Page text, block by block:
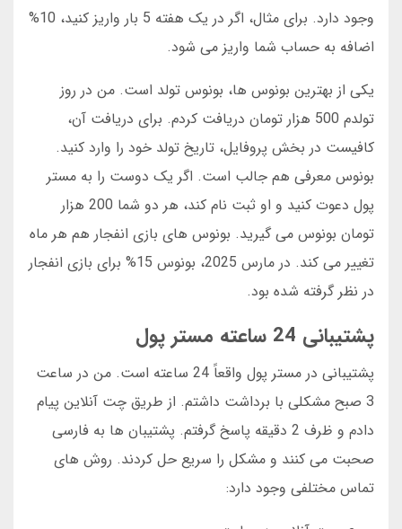
وجود دارد. برای مثال، اگر در یک هفته 5 بار واریز کنید، 10%
اضافه به حساب شما واریز می شود.
یکی از بهترین بونوس ها، بونوس تولد است. من در روز
تولدم 500 هزار تومان دریافت کردم. برای دریافت آن،
کافیست در بخش پروفایل، تاریخ تولد خود را وارد کنید.
بونوس معرفی هم جالب است. اگر یک دوست را به مستر
پول دعوت کنید و او ثبت نام کند، هر دو شما 200 هزار
تومان بونوس می گیرید. بونوس های بازی انفجار هم هر ماه
تغییر می کند. در مارس 2025، بونوس 15% برای بازی انفجار
در نظر گرفته شده بود.
پشتیبانی 24 ساعته مستر پول
پشتیبانی در مستر پول واقعاً 24 ساعته است. من در ساعت
3 صبح مشکلی با برداشت داشتم. از طریق چت آنلاین پیام
دادم و ظرف 2 دقیقه پاسخ گرفتم. پشتیبان ها به فارسی
صحبت می کنند و مشکل را سریع حل کردند. روش های
تماس مختلفی وجود دارد: